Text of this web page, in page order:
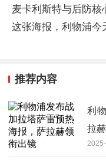
麦卡利斯特与后防
这张海报，利物浦今
推荐内容
利
拉